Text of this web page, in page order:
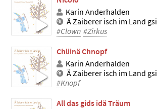
Karin Anderhalden
Ä Zaiberer isch im Land gsi
#Clown #Zirkus
Chliinä Chnopf
Karin Anderhalden
Ä Zaiberer isch im Land gsi
#Knopf
All das gids idä Träum